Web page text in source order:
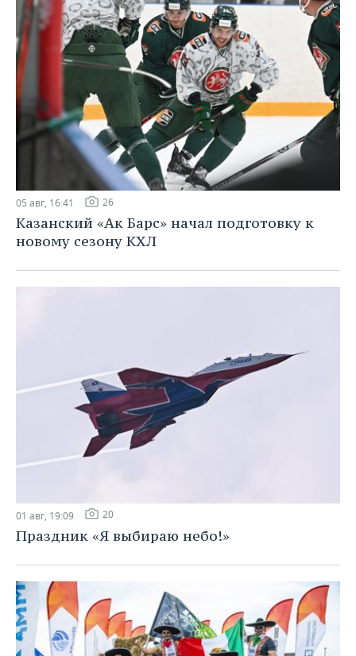
05 авг, 16:41 26
Казанский «Ак Барс» начал подготовку к
новому сезону КХЛ
01 авг, 19:09 20
Праздник «Я выбираю небо!»